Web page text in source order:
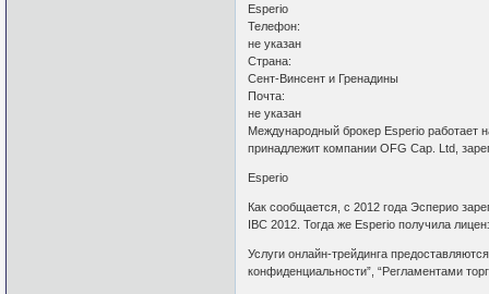
Esperio
Телефон:
не указан
Страна:
Сент-Винсент и Гренадины
Почта:
не указан
Международный брокер Esperio работает
принадлежит компании OFG Cap. Ltd,
Esperio
Как сообщается, с 2012 года Эсперио
IBC 2012. Тогда же Esperio получила
Услуги онлайн-трейдинга
конфиденциальности”, “Регламентами